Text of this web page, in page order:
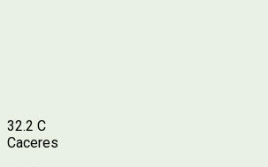
32.2 C
Caceres